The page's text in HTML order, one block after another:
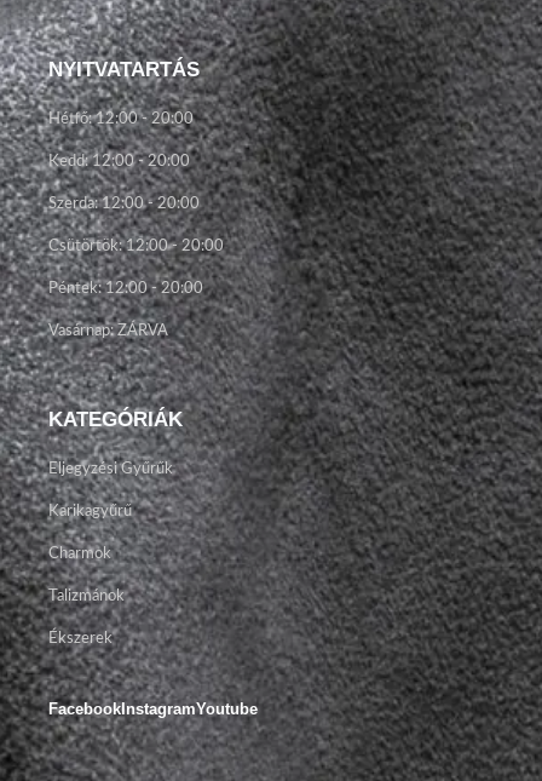
NYITVATARTÁS
Hétfő: 12:00 - 20:00
Kedd: 12:00 - 20:00
Szerda: 12:00 - 20:00
Csütörtök: 12:00 - 20:00
Péntek: 12:00 - 20:00
Vasárnap: ZÁRVA
KATEGÓRIÁK
Eljegyzési Gyűrűk
Karikagyűrű
Charmok
Talizmánok
Ékszerek
FacebookInstagramYoutube